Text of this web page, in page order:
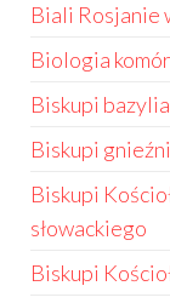
Biali Rosjanie
Biologia
Biskupi
Biskupi
Biskupi
słowackiego
Biskupi